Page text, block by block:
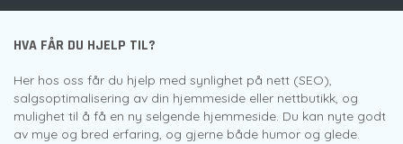
HVA FÅR DU HJELP TIL?
Her hos oss får du hjelp med synlighet på nett (SEO),
salgsoptimalisering av din hjemmeside eller nettbutikk, og
mulighet til å få en ny selgende hjemmeside. Du kan nyte godt
av mye og bred erfaring, og gjerne både humor og glede.